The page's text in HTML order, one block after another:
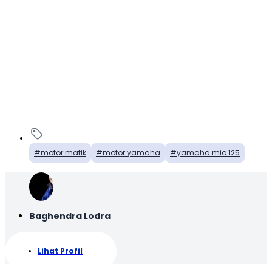
motor matik motor yamaha yamaha mio 125
Baghendra Lodra
Lihat Profil